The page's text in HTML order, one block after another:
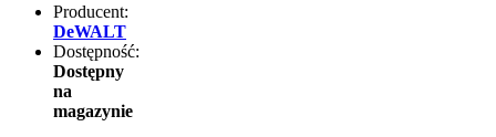
Producent:
DeWALT
Dostępność:
Dostępny
na
magazynie